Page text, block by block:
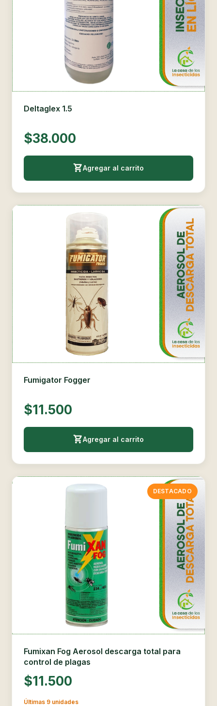
Deltaglex 1.5
$38.000
Agregar al carrito
Fumigator Fogger
$11.500
Agregar al carrito
DESTACADO
Fumixan Fog Aerosol descarga total para
control de plagas
$11.500
Últimas 9 unidades